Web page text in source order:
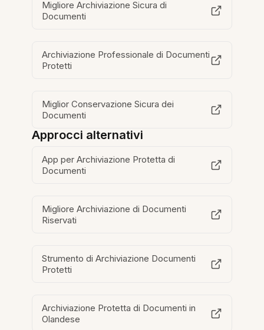
Migliore Archiviazione Sicura di
Documenti
Archiviazione Professionale di Documenti
Protetti
Miglior Conservazione Sicura dei
Documenti
Approcci alternativi
App per Archiviazione Protetta di
Documenti
Migliore Archiviazione di Documenti
Riservati
Strumento di Archiviazione Documenti
Protetti
Archiviazione Protetta di Documenti in
Olandese